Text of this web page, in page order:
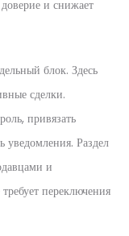
и снижает
блок. Здесь
сделки.
привязать
уведомления. Раздел
и
переключения